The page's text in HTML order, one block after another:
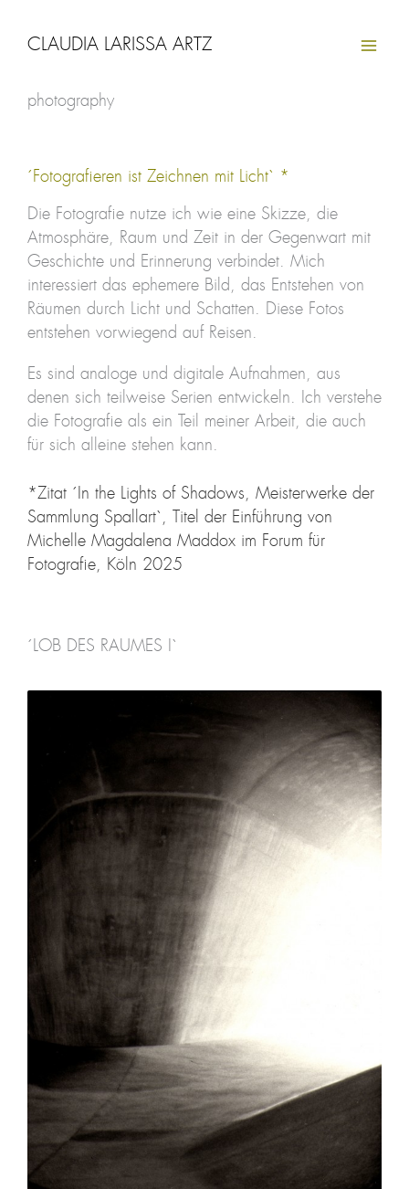
Inhalt
CLAUDIA LARISSA ARTZ
photography
´Fotografieren ist Zeichnen mit Licht` *
Die Fotografie nutze ich wie eine Skizze, die
Atmosphäre, Raum und Zeit in der Gegenwart mit
Geschichte und Erinnerung verbindet. Mich
interessiert das ephemere Bild, das Entstehen von
Räumen durch Licht und Schatten. Diese Fotos
entstehen vorwiegend auf Reisen.
Es sind analoge und digitale Aufnahmen, aus
denen sich teilweise Serien entwickeln. Ich verstehe
die Fotografie als ein Teil meiner Arbeit, die auch
für sich alleine stehen kann.
*Zitat ´In the Lights of Shadows, Meisterwerke der
Sammlung Spallart`, Titel der Einführung von
Michelle Magdalena Maddox im Forum für
Fotografie, Köln 2025
´LOB DES RAUMES I`